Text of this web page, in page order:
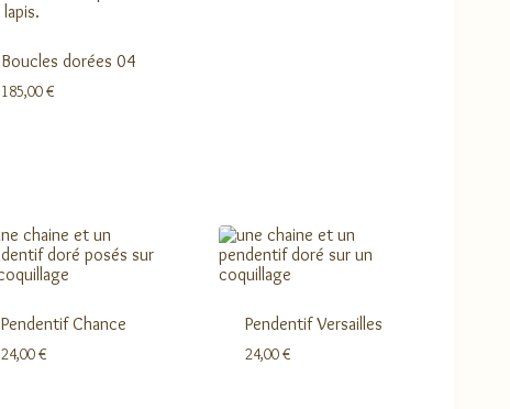
Boucles dorées 04
185,00€
Pendentif Chance
24,00€
Pendentif Versailles
24,00€